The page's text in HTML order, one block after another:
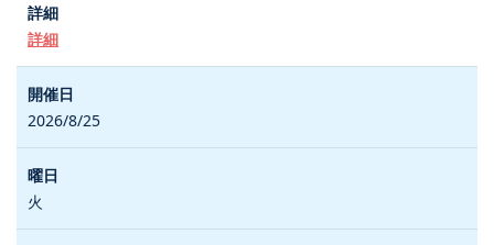
詳細
2026/8/25
火